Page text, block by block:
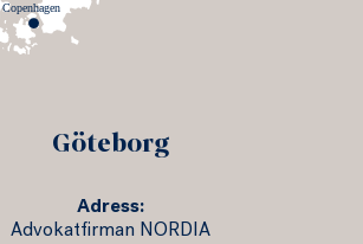
Copenhagen
Göteborg
Adress:
Advokatfirman NORDIA